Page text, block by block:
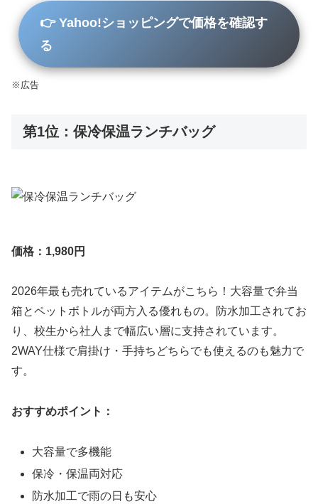
👉 Yahoo!ショッピングで価格を確認す
る
※広告
第1位：保冷保温ランチバッグ
価格：1,980円
2026年最も売れているアイテムがこちら！大容量で弁当
箱とペットボトルが両方入る優れもの。防水加工されてお
り、校生から社人まで幅広い層に支持されています。
2WAY仕様で肩掛け・手持ちどちらでも使えるのも魅力で
す。
おすすめポイント：
大容量で多機能
保冷・保温両対応
防水加工で雨の日も安心